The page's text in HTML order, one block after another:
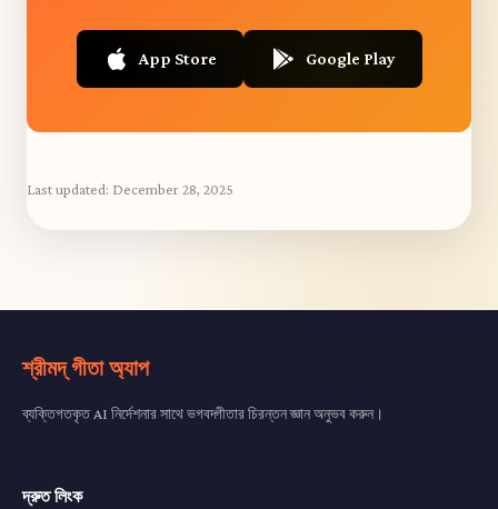
App Store Google Play
Last updated: December 28, 2025
শ্রীমদ্ গীতা অ্যাপ
ব্যক্তিগতকৃত AI নির্দেশনার সাথে ভগবদ্গীতার চিরন্তন জ্ঞান অনুভব করুন।
দ্রুত লিংক